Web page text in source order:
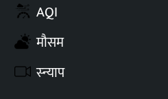
AQI
मौसम
स्न्याप